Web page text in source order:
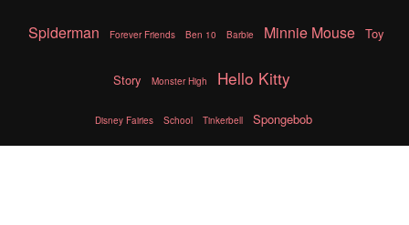
Spiderman Forever Friends Ben 10 Barbie Minnie Mouse Toy
Story Monster High Hello Kitty
Disney Fairies School Tinkerbell Spongebob